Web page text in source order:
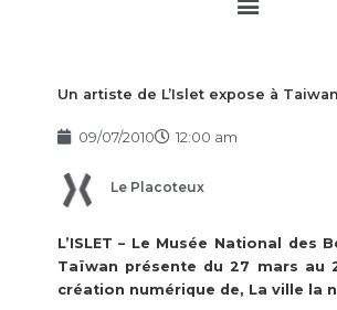
Un artiste de L’Islet expose à Taiwan
09/07/2010 12:00 am
Le Placoteux
L’ISLET – Le Musée National des
Taïwan présente du 27 mars au
création numérique de, La ville la